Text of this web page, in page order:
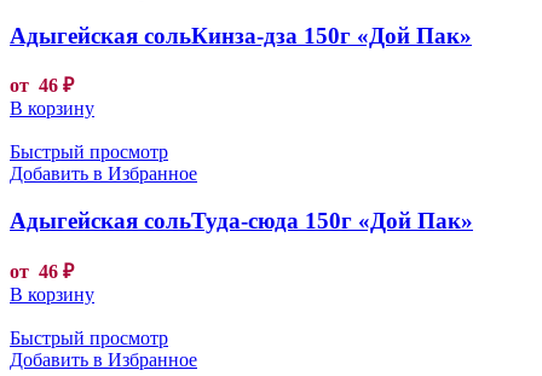
Адыгейская сольКинза-дза 150г «Дой Пак»
от 46 ₽
В корзину
Быстрый просмотр
Добавить в Избранное
Адыгейская сольТуда-сюда 150г «Дой Пак»
от 46 ₽
В корзину
Быстрый просмотр
Добавить в Избранное